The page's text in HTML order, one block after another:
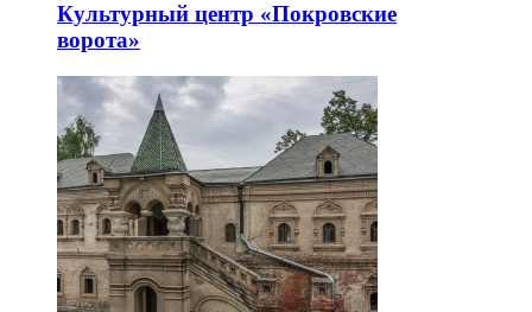
Культурный центр «Покровские
ворота»